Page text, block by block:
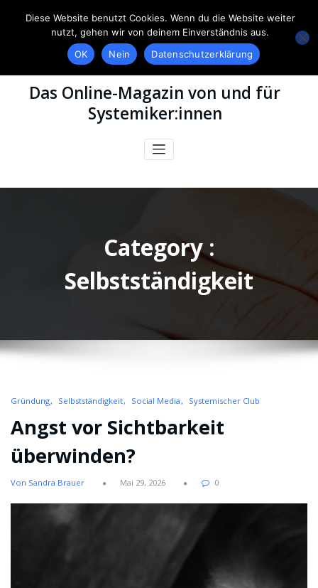
Das Online-Magazin von und für
Systemiker:innen
Category :
Selbstständigkeit
Gründung Selbstständigkeit Social Media Systemischer Club
Angst vor Sichtbarkeit
überwinden?
Von Sandra Brauer Mai 29, 2026 0
Diese Website benutzt Cookies. Wenn du die Website weiter
nutzt, gehen wir von deinem Einverständnis aus.
OK
Nein Datenschutzerklärung